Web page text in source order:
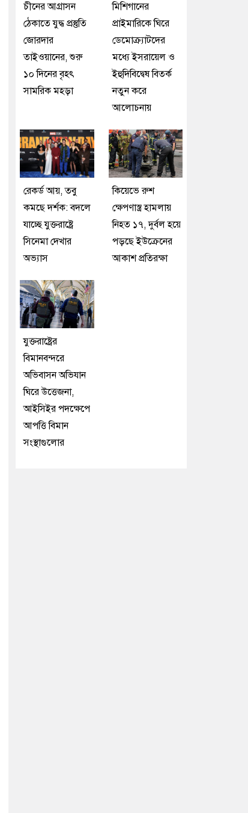
চীনের আগ্রাসন
ঠেকাতে যুদ্ধ প্রস্তুতি
জোরদার
তাইওয়ানের, শুরু
১০ দিনের বৃহৎ
সামরিক মহড়া
মিশিগানের
প্রাইমারিকে ঘিরে
ডেমোক্র্যাটদের
মধ্যে ইসরায়েল ও
ইহুদিবিদ্বেষ বিতর্ক
নতুন করে
আলোচনায়
রেকর্ড আয়, তবু
কমছে দর্শক: বদলে
যাচ্ছে যুক্তরাষ্ট্রে
সিনেমা দেখার
অভ্যাস
কিয়েভে রুশ
ক্ষেপণাস্ত্র হামলায়
নিহত ১৭, দুর্বল হয়ে
পড়ছে ইউক্রেনের
আকাশ প্রতিরক্ষা
যুক্তরাষ্ট্রের
বিমানবন্দরে
অভিবাসন অভিযান
ঘিরে উত্তেজনা,
আইসিইর পদক্ষেপে
আপত্তি বিমান
সংস্থাগুলোর